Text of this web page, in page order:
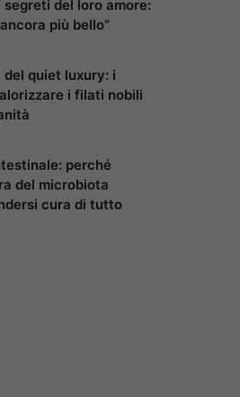
segreti del loro amore:
più bello”
del quiet luxury: i
i filati nobili
perché
del microbiota
cura di tutto